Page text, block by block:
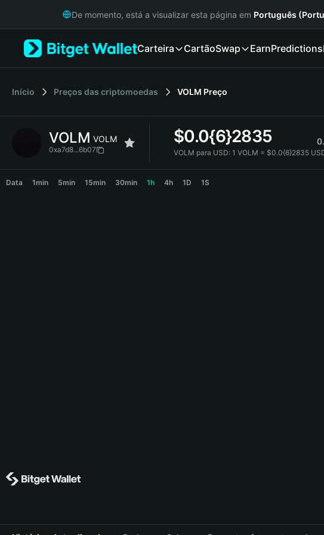
Русский
Italiano
Bahasa Indonesia
De momento, está a visualizar esta página em Português
Carteira CartãoSwap EarnPredictions
Início Preços das criptomoedas VOLM Preço
VOLM VOLM
0xa7d8...6b07
$0.0{6}2835
VOLM para USD: 1 VOLM = $0.0{6}2835
Data 1min 5min 15min 30min 1h 4h 1D 1S